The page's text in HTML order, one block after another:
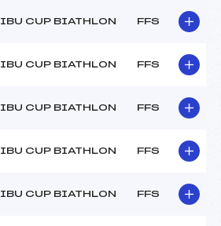
IBU CUP BIATHLON FFS
IBU CUP BIATHLON FFS
IBU CUP BIATHLON FFS
IBU CUP BIATHLON FFS
IBU CUP BIATHLON FFS